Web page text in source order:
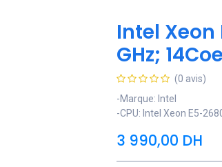
Intel Xeon
GHz;
(0 avis)
-Marque: Intel
-CPU: Intel Xeon E5-
3 990,00 DH